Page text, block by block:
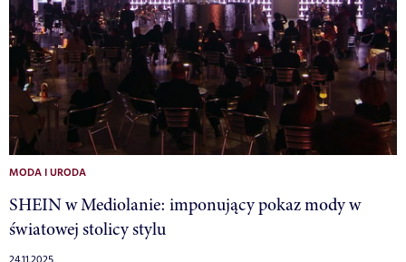
MODA I URODA
SHEIN w Mediolanie: imponujący pokaz mody w
światowej stolicy stylu